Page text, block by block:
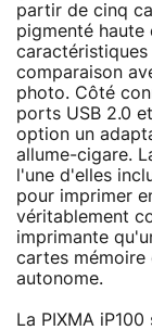
partir de cinq
pigmenté
comparaison
photo. Côté
ports USB 2.0
option un
allume-cigare.
l'une d'elles
pour imprimer
véritablement
imprimante
cartes mémoire
autonome.
La PIXMA